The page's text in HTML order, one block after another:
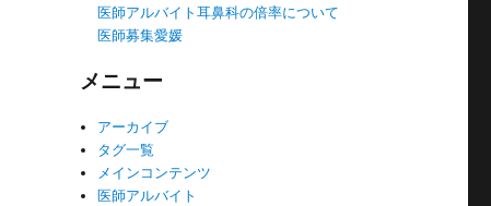
医師アルバイト耳鼻科の倍率について
医師募集愛媛
メニュー
アーカイブ
タグ一覧
メインコンテンツ
医師アルバイト